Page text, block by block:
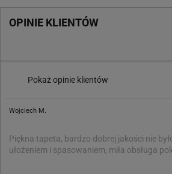
OPINIE KLIENTÓW
Pokaż opinie klientów
Wojciech M.
Piękna tapeta, bardzo dobrej jakości nie
ułożeniem i spasowaniem, miła obsługa